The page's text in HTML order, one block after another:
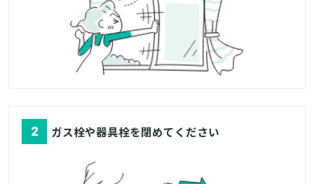
2 ガス栓や器具栓を閉めてください